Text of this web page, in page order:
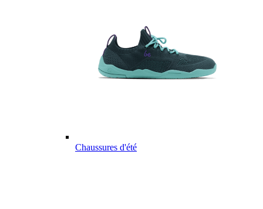
Chaussures d'été